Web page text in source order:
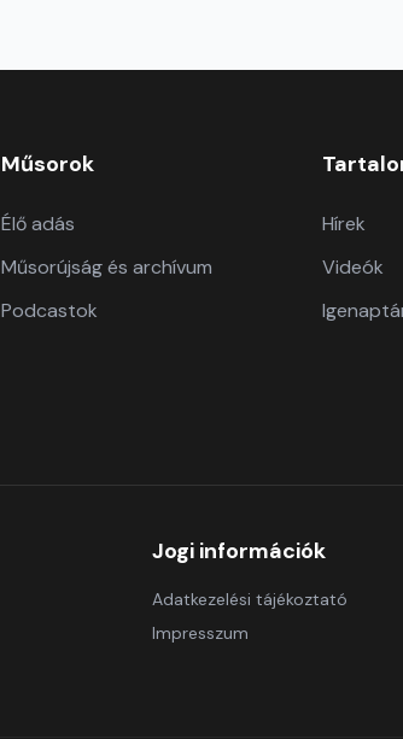
Műsorok
Élő adás
Műsorújság és archívum
Podcastok
Hírek
Videók
Jogi információk
Adatkezelési tájékoztató
Impresszum